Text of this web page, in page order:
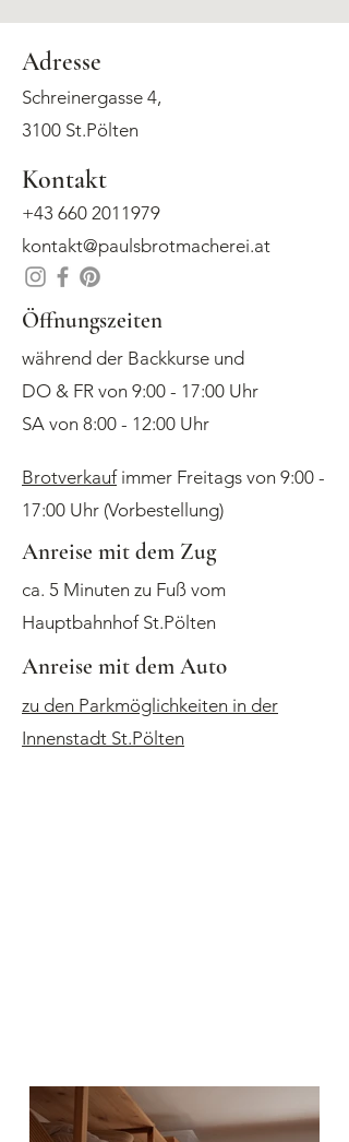
Adresse
Schreinergasse 4,
3100 St.Pölten
Kontakt
+43 660 2011979
kontakt@paulsbrotmacherei.at
Öffnungszeiten
während der Backkurse und
DO & FR von 9:00 - 17:00 Uhr
SA von 8:00 - 12:00 Uhr
Brotverkaufimmer Freitags von 9:00 -
17:00 Uhr (Vorbestellung)
Anreise mit dem Zug
ca. 5 Minuten zu Fuß vom
Hauptbahnhof St.Pölten
Anreise mit dem Auto
zu den Parkmöglichkeiten in der
Innenstadt St.Pölten